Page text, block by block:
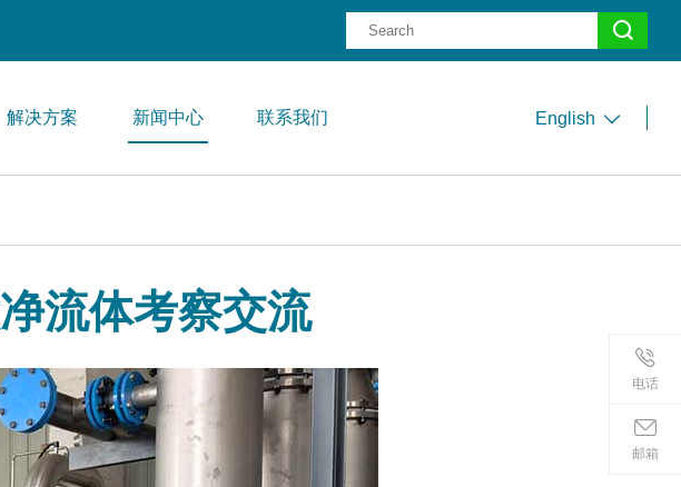
解决方案 新闻中心 联系我们 English
流体考察交流
电话
邮箱